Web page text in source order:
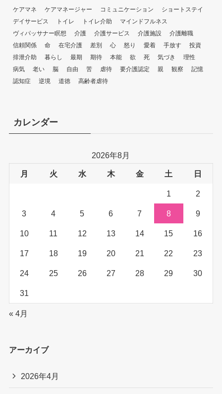
ケアマネ ケアマネージャー コミュニケーション
ショートステイ
デイサービス
トイレ トイレ介助
マインドフルネス
ヴィパッサナー瞑想
介護 介護サービス 介護施設
介護離職
信頼関係
命 在宅介護 差別 心 怒り 愛着 手放す
投資
排泄介助
暮らし 最期 期待 本能 欲 死 気づき
理性
病気
老い 脳 自由 苦 虐待 要介護認定 親 観察
記憶
認知症
逆境 道徳 高齢者虐待
カレンダー
2026年8月
月 火 水 木 金 土 日
1 2
3 4 5 6 7 8 9
10 11 12 13 14 15 16
17 18 19 20 21 22 23
24 25 26 27 28 29 30
31
« 4月
アーカイブ
2026年4月